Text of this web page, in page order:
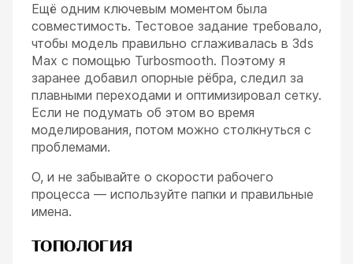
Ещё одним ключевым моментом была
совместимость. Тестовое задание требовало,
чтобы модель правильно сглаживалась в 3ds
Max с помощью Turbosmooth. Поэтому я
заранее добавил опорные рёбра, следил за
плавными переходами и оптимизировал сетку.
Если не подумать об этом во время
моделирования, потом можно столкнуться с
проблемами.
О, и не забывайте о скорости рабочего
процесса — используйте папки и правильные
имена.
ТОПОЛОГИЯ